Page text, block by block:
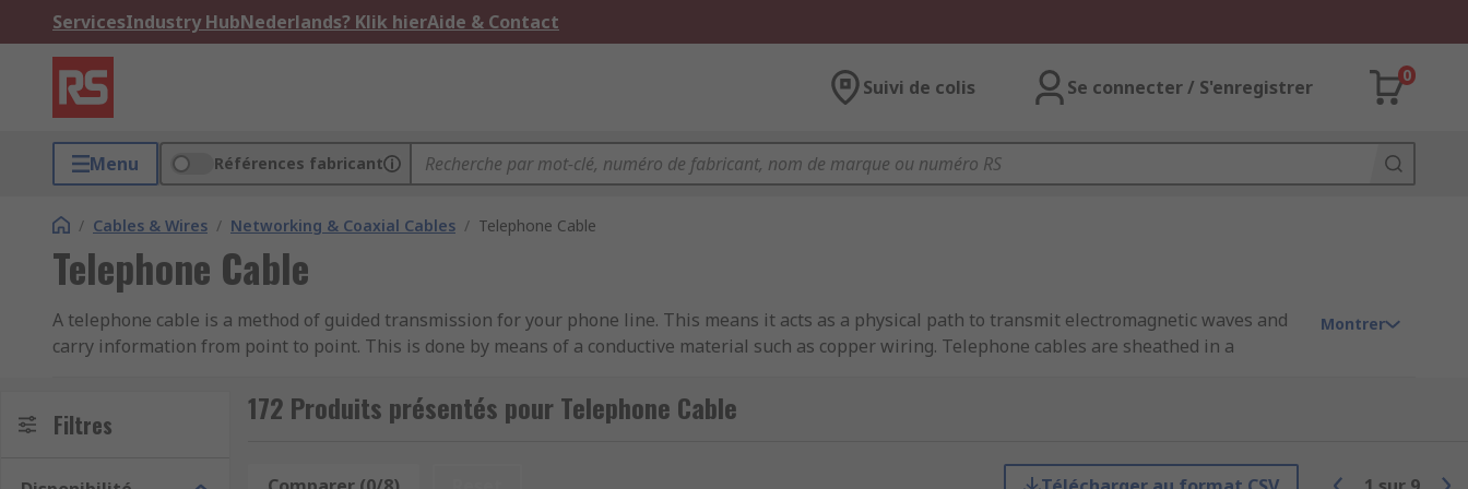
ServicesIndustry HubNederlands? Klik hierAide & Contact
Suivi de colis Se connecter / S'enregistrer
0
Menu Références fabricant
/ Cables & Wires / Networking & Coaxial Cables / Telephone Cable
Telephone Cable
A telephone cable is a method of guided transmission for your phone line. This means it acts as a physical path to transmit electromagnetic waves and
carry information from point to point. This is done by means of a conductive material such as copper wiring. Telephone cables are sheathed in a
What is a telephone cable used for?
A telephone cable can be used for all kinds of communication purposes. They're found in telecommunication applications such as audio and TV
Montrer
Filtres 172 Produits présentés pour Telephone Cable